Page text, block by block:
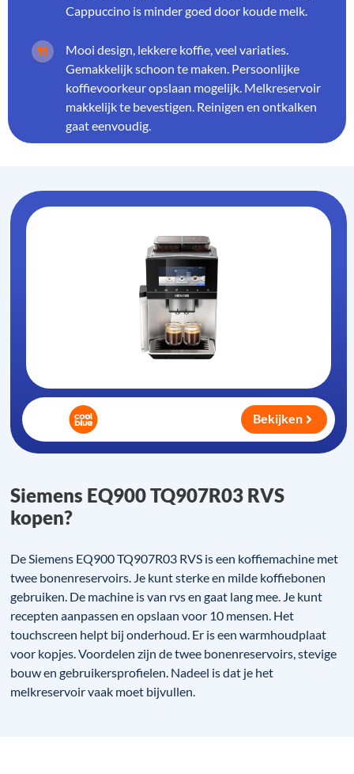
Cappuccino is minder goed door koude melk.
Mooi design, lekkere koffie, veel variaties.
Gemakkelijk schoon te maken. Persoonlijke
koffievoorkeur opslaan mogelijk. Melkreservoir
makkelijk te bevestigen. Reinigen en ontkalken
gaat eenvoudig.
Siemens EQ900 TQ907R03 RVS
kopen?
De Siemens EQ900 TQ907R03 RVS is een koffiemachine met
twee bonenreservoirs. Je kunt sterke en milde koffiebonen
gebruiken. De machine is van rvs en gaat lang mee. Je kunt
recepten aanpassen en opslaan voor 10 mensen. Het
touchscreen helpt bij onderhoud. Er is een warmhoudplaat
voor kopjes. Voordelen zijn de twee bonenreservoirs, stevige
bouw en gebruikersprofielen. Nadeel is dat je het
melkreservoir vaak moet bijvullen.
Bekijken